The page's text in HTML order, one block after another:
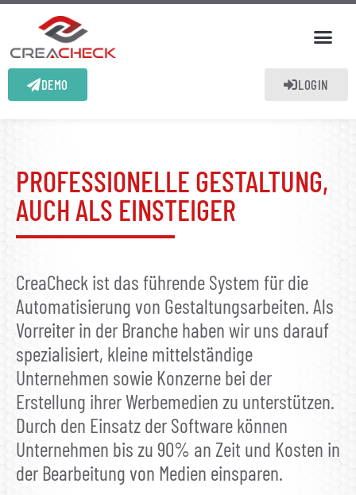
DEMO LOGIN
PROFESSIONELLE GESTALTUNG,
AUCH ALS EINSTEIGER
CreaCheck ist das führende System für die
Automatisierung von Gestaltungsarbeiten. Als
Vorreiter in der Branche haben wir uns darauf
spezialisiert, kleine mittelständige
Unternehmen sowie Konzerne bei der
Erstellung ihrer Werbemedien zu unterstützen.
Durch den Einsatz der Software können
Unternehmen bis zu 90% an Zeit und Kosten in
der Bearbeitung von Medien einsparen.